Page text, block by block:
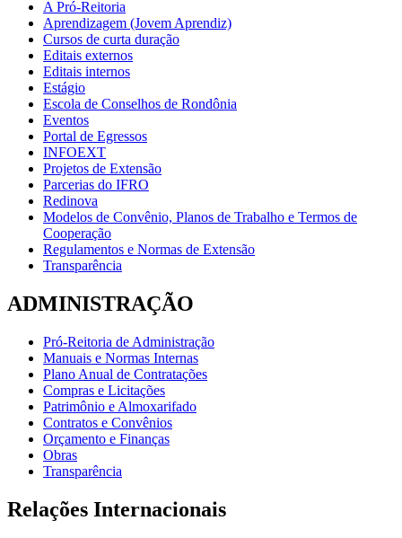
A Pró-Reitoria
Aprendizagem (Jovem Aprendiz)
Cursos de curta duração
Editais externos
Editais internos
Estágio
Escola de Conselhos de Rondônia
Eventos
Portal de Egressos
INFOEXT
Projetos de Extensão
Parcerias do IFRO
Redinova
Modelos de Convênio, Planos de Trabalho e Termos de
Cooperação
Regulamentos e Normas de Extensão
Transparência
ADMINISTRAÇÃO
Pró-Reitoria de Administração
Manuais e Normas Internas
Plano Anual de Contratações
Compras e Licitações
Patrimônio e Almoxarifado
Contratos e Convênios
Orçamento e Finanças
Obras
Transparência
Relações Internacionais